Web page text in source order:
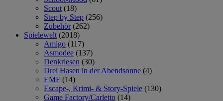
Scout (18)
Step by Step (256)
Zubehör (262)
Spielewelt (2018)
Amigo (117)
Asmodee (137)
Denkriesen (30)
Drei Hasen in der Abendsonne (4)
EMF (14)
Escape-, Krimi- & Story-Spiele (130)
Game Factory/Carletto (14)